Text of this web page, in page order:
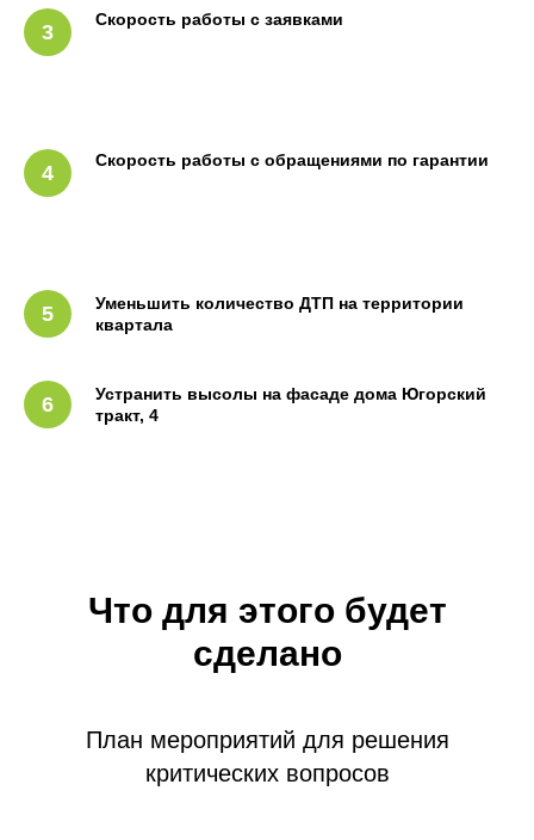
3
Скорость работы с заявками
4
Скорость работы с обращениями по гарантии
5
Уменьшить количество ДТП на территории
квартала
6
Устранить высолы на фасаде дома Югорский
тракт, 4
Что для этого будет
сделано
План мероприятий для решения
критических вопросов